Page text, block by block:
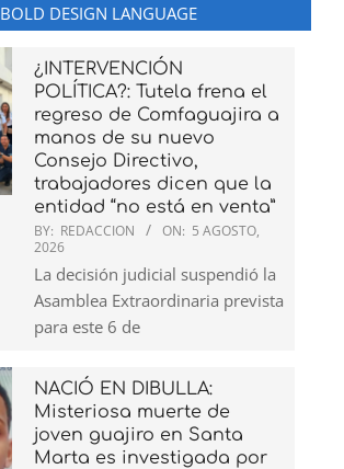
BOLD DESIGN LANGUAGE
¿INTERVENCIÓN
POLÍTICA?: Tutela frena el
regreso de Comfaguajira a
manos de su nuevo
Consejo Directivo,
trabajadores dicen que la
entidad “no está en venta”
BY: REDACCION ON: 5 AGOSTO,
2026
La decisión judicial suspendió la
Asamblea Extraordinaria prevista
para este 6 de
NACIÓ EN DIBULLA:
Misteriosa muerte de
joven guajiro en Santa
Marta es investigada por